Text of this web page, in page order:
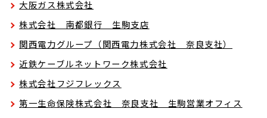
大阪ガス株式会社
株式会社 南都銀行 生駒支店
関西電力グループ（関西電力株式会社 奈良支社）
近鉄ケーブルネットワーク株式会社
株式会社フジフレックス
第一生命保険株式会社 奈良支社 生駒営業オフィス